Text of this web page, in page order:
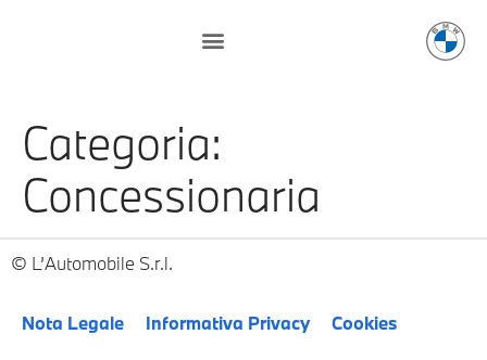
Categoria:
Concessionaria
L’Automobile S.r.l.
Nota Legale Informativa Privacy Cookies